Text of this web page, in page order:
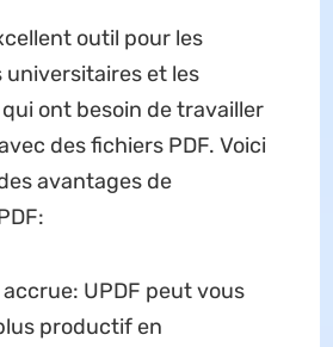
outil pour les
universitaires et les
ont besoin de travailler
des fichiers PDF. Voici
avantages de
UPDF peut vous
productif en